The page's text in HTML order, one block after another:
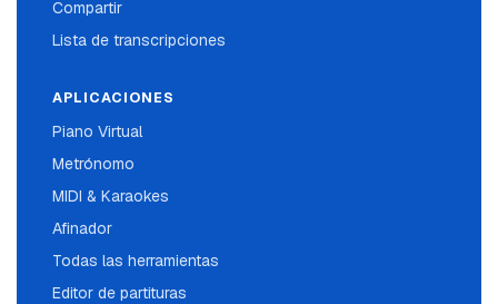
Compartir
Lista de transcripciones
APLICACIONES
Piano Virtual
Metrónomo
MIDI & Karaokes
Afinador
Todas las herramientas
Editor de partituras